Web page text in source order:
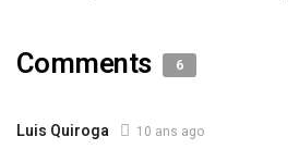
Comments 6
Luis Quiroga 10 ans ago